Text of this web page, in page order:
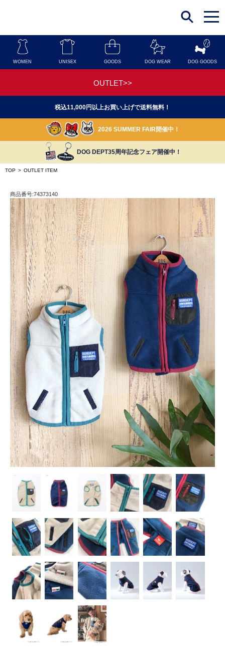
t
o
g
n
a
o
WOMEN UNISEX GOODS DOG WEAR DOG GOODS
OUTLET>>
税込11,000円以上お買い上げで送料無料！
2026 SUMMER FAIR開催中！
DOG DEPT35周年記念フェア開催中！
TOP > OUTLET ITEM
商品番号:74373140